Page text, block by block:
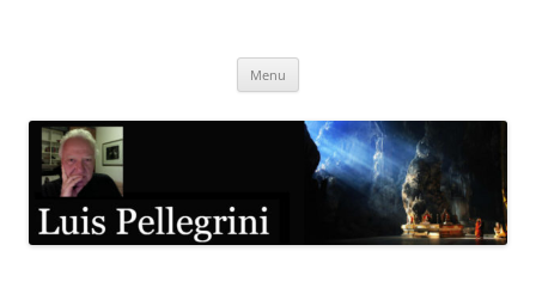
Menu